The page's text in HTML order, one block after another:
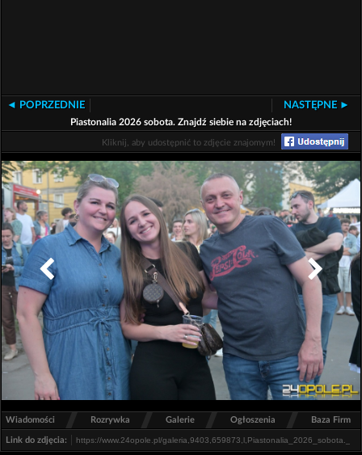
◄ POPRZEDNIE NASTĘPNE ►
Piastonalia 2026 sobota. Znajdź siebie na zdjęciach!
Kliknij, aby udostępnić to zdjęcie znajomym!
Wiadomości / Rozrywka / Galerie / Ogłoszenia / Baza Firm
Link do zdjęcia: